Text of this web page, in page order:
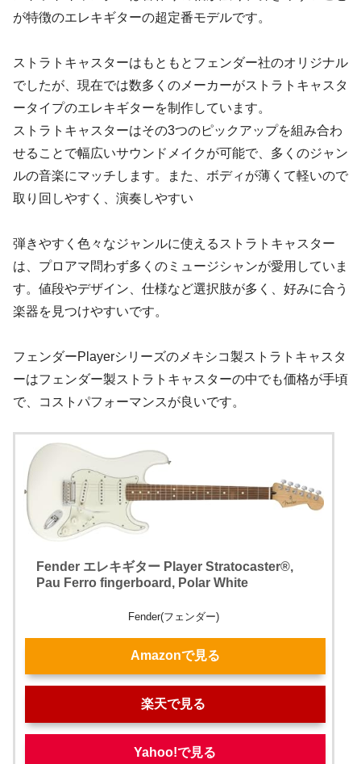
が特徴のエレキギターの超定番モデルです。
ストラトキャスターはもともとフェンダー社のオリジナル
でしたが、現在では数多くのメーカーがストラトキャスタ
ータイプのエレキギターを制作しています。
ストラトキャスターはその3つのピックアップを組み合わ
せることで幅広いサウンドメイクが可能で、多くのジャン
ルの音楽にマッチします。また、ボディが薄くて軽いので
取り回しやすく、演奏しやすい
弾きやすく色々なジャンルに使えるストラトキャスター
は、プロアマ問わず多くのミュージシャンが愛用していま
す。値段やデザイン、仕様など選択肢が多く、好みに合う
楽器を見つけやすいです。
フェンダーPlayerシリーズのメキシコ製ストラトキャスタ
ーはフェンダー製ストラトキャスターの中でも価格が手頃
で、コストパフォーマンスが良いです。
Fender エレキギター Player Stratocaster®,
Pau Ferro fingerboard, Polar White
Fender(フェンダー)
Amazonで見る
楽天で見る
Yahoo!で見る